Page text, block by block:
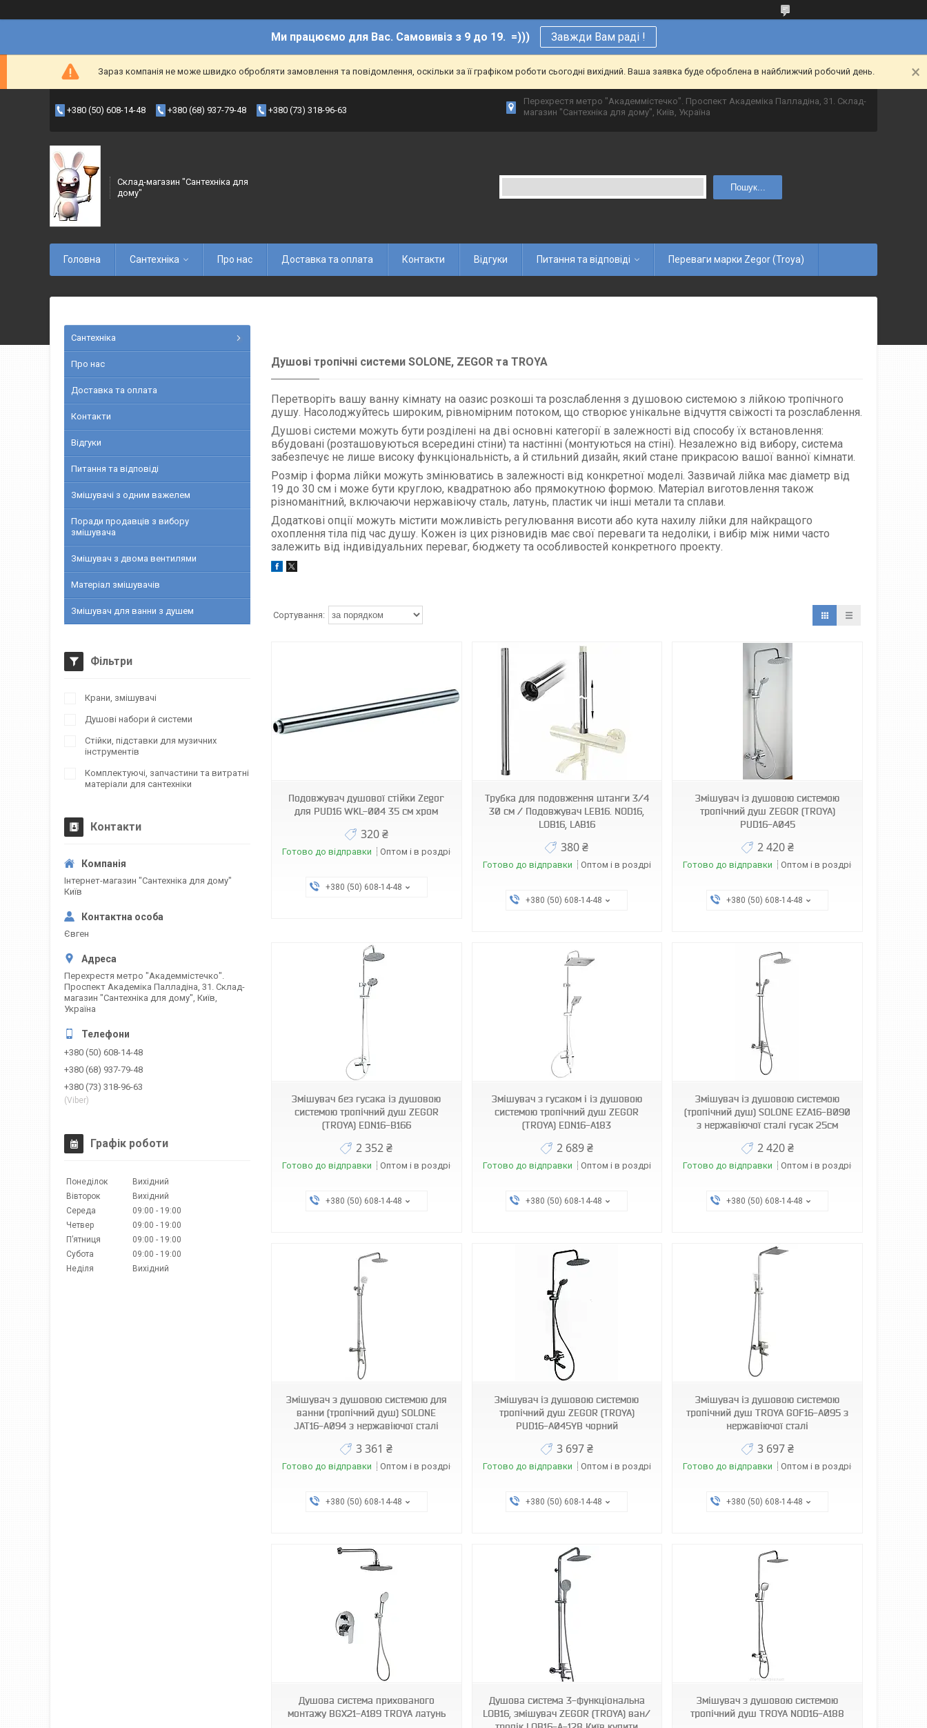
Ми працюємо для Вас. Самовивіз з 9 до 19. =))) Завжди Вам раді !
Зараз компанія не може швидко обробляти замовлення та повідомлення, оскільки за її графіком роботи сьогодні вихідний. Ваша заявка буде оброблена в найближчий робочий день.
+380 (50) 608-14-48 +380 (68) 937-79-48 +380 (73) 318-96-63
Перехрестя метро "Академмістечко". Проспект Академіка Палладіна, 31. Склад-
магазин "Сантехніка для дому", Київ, Україна
Склад-магазин "Сантехніка для
дому"
Пошук...
Головна Сантехніка Про нас Доставка та оплата Контакти Відгуки Питання та відповіді Переваги марки Zegor (Troya)
Душові тропічні системи SOLONE, ZEGOR та TROYA
Перетворіть вашу ванну кімнату на оазис розкоші та розслаблення з душовою системою з лійкою тропічного
душу. Насолоджуйтесь широким, рівномірним потоком, що створює унікальне відчуття свіжості та розслаблення.
Душові системи можуть бути розділені на дві основні категорії в залежності від способу їх встановлення:
вбудовані (розташовуються всередині стіни) та настінні (монтуються на стіні). Незалежно від вибору, система
забезпечує не лише високу функціональність, а й стильний дизайн, який стане прикрасою вашої ванної кімнати.
Розмір і форма лійки можуть змінюватись в залежності від конкретної моделі. Зазвичай лійка має діаметр від
19 до 30 см і може бути круглою, квадратною або прямокутною формою. Матеріал виготовлення також
різноманітний, включаючи нержавіючу сталь, латунь, пластик чи інші метали та сплави.
Додаткові опції можуть містити можливість регулювання висоти або кута нахилу лійки для найкращого
охоплення тіла під час душу. Кожен із цих різновидів має свої переваги та недоліки, і вибір між ними часто
залежить від індивідуальних переваг, бюджету та особливостей конкретного проекту.
3568
Подовжувач душової стійки Zegor
для PUD16 WKL-004 35 см хром
320 ₴
Готово до відправки Оптом і в роздріб
+380 (50) 608-14-48
Трубка для подовження штанги 3/4
30 см / Подовжувач LEB16. NOD16,
LOB16, LAB16
380 ₴
Готово до відправки Оптом і в роздріб
+380 (50) 608-14-48
2740
Змішувач із душовою системою
тропічний душ ZEGOR (TROYA)
PUD16-A045
2 420 ₴
Готово до відправки Оптом і в роздріб
+380 (50) 608-14-48
4041
Змішувач без гусака із душовою
системою тропічний душ ZEGOR
(TROYA) EDN16-B166
2 352 ₴
Готово до відправки Оптом і в роздріб
+380 (50) 608-14-48
Змішувач з гусаком і із душовою
системою тропічний душ ZEGOR
(TROYA) EDN16-A183
2 689 ₴
Готово до відправки Оптом і в роздріб
+380 (50) 608-14-48
Змішувач із душовою системою
(тропічний душ) SOLONE EZA16-В090
з нержавіючої сталі гусак 25см
2 420 ₴
Готово до відправки Оптом і в роздріб
+380 (50) 608-14-48
Змішувач з душовою системою для
ванни (тропічний душ) SOLONE
JAT16-A094 з нержавіючої сталі
3 361 ₴
Готово до відправки Оптом і в роздріб
+380 (50) 608-14-48
Змішувач із душовою системою
тропічний душ ZEGOR (TROYA)
PUD16-A045YB чорний
3 697 ₴
Готово до відправки Оптом і в роздріб
+380 (50) 608-14-48
Змішувач із душовою системою
тропічний душ TROYA GOF16-A095 з
нержавіючої сталі
3 697 ₴
Готово до відправки Оптом і в роздріб
+380 (50) 608-14-48
Душова система прихованого
монтажу BGX21-A189 TROYA латунь
Душова система 3-функціональна
LOB16, змішувач ZEGOR (TROYA) ван/
Змішувач з душовою системою
тропічний душ TROYA NOD16-A188
Сантехніка
Про нас
Доставка та оплата
Контакти
Відгуки
Питання та відповіді
Змішувачі з одним важелем
Поради продавців з вибору
змішувача
Змішувач з двома вентилями
Матеріал змішувачів
Змішувач для ванни з душем
Фільтри
Крани, змішувачі
Душові набори й системи
Стійки, підставки для музичних
інструментів
Комплектуючі, запчастини та витратні
матеріали для сантехніки
Контакти
Інтернет-магазин "Сантехніка для дому"
Київ
Євген
Перехрестя метро "Академмістечко".
Проспект Академіка Палладіна, 31. Склад-
магазин "Сантехніка для дому", Київ,
Україна
+380 (50) 608-14-48
+380 (68) 937-79-48
+380 (73) 318-96-63
(Viber)
Графік роботи
Понеділок
Вихідний
Вівторок
Вихідний
Середа
09:00
19:00
Четвер
09:00
19:00
Пʼятниця
09:00
19:00
Субота
09:00
19:00
Неділя
Вихідний